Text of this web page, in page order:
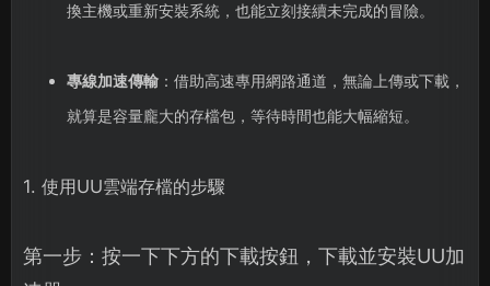
換主機或重新安裝系統，也能立刻接續未完成的冒險。
專線加速傳輸：借助高速專用網路通道，無論上傳或下載，
就算是容量龐大的存檔包，等待時間也能大幅縮短。
1. 使用UU雲端存檔的步驟
第一步：按一下下方的下載按鈕，下載並安裝UU加